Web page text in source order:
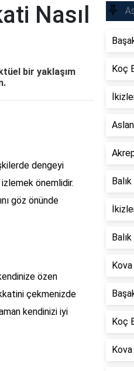
Nasıl
bir yaklaşım
dengeyi
önemlidir.
göz önünde
özen
çekmenizde
kendinizi iyi
Koç
Koç